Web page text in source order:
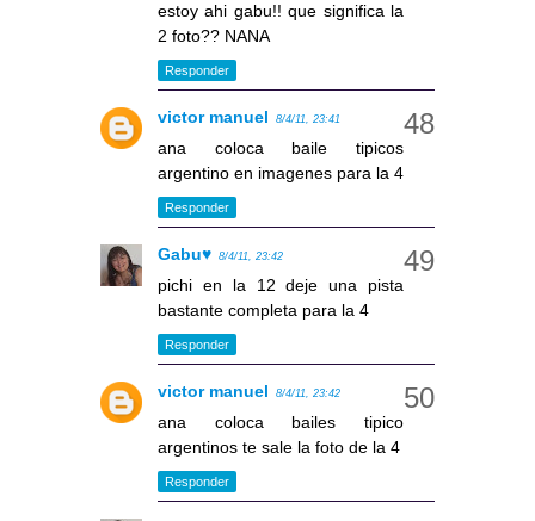
estoy ahi gabu!! que significa la
2 foto?? NANA
Responder
victor manuel 8/4/11, 23:41
ana coloca baile tipicos
argentino en imagenes para la 4
Responder
Gabu♥ 8/4/11, 23:42
pichi en la 12 deje una pista
bastante completa para la 4
Responder
victor manuel 8/4/11, 23:42
ana coloca bailes tipico
argentinos te sale la foto de la 4
Responder